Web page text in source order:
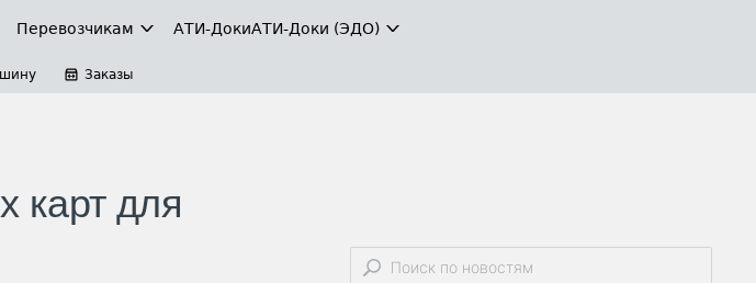
Перевозчикам АТИ-ДокиАТИ-Доки (ЭДО)
Заказы
карт для